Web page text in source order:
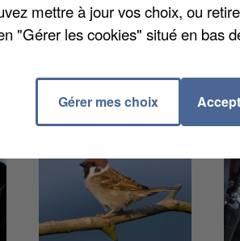
mettre à jour vos choix, ou
"Gérer les cookies" situé en bas
Gérer mes choix